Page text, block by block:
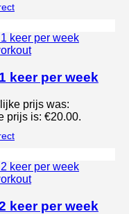
keer per week
prijs was:
prijs is: €20.00.
keer per week